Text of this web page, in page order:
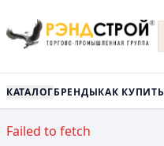
КАТАЛОГБРЕНДЫКАК КУПИТЬ
Failed to fetch